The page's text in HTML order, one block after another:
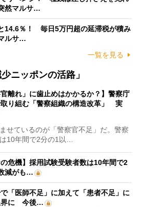
然マルサ…
14.6％！ 毎日5万円超の延滞税が積み
ルサ…
一覧を見る
ニッポンの活路」
官離れ」に歯止めはかかるか？】警察庁
り組む「警察組織の構造改革」 実
せているのが「警察官不足」だ。警察
10年間で2分の1以…
の危機】採用試験受験者数は10年間で2
減がも…
で「医師不足」に加えて「患者不足」に
界に 今後…